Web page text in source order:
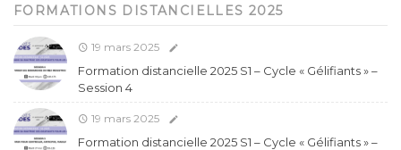
FORMATIONS DISTANCIELLES 2025
19 mars 2025
Formation distancielle 2025 S1 – Cycle « Gélifiants » –
Session 4
19 mars 2025
Formation distancielle 2025 S1 – Cycle « Gélifiants » –